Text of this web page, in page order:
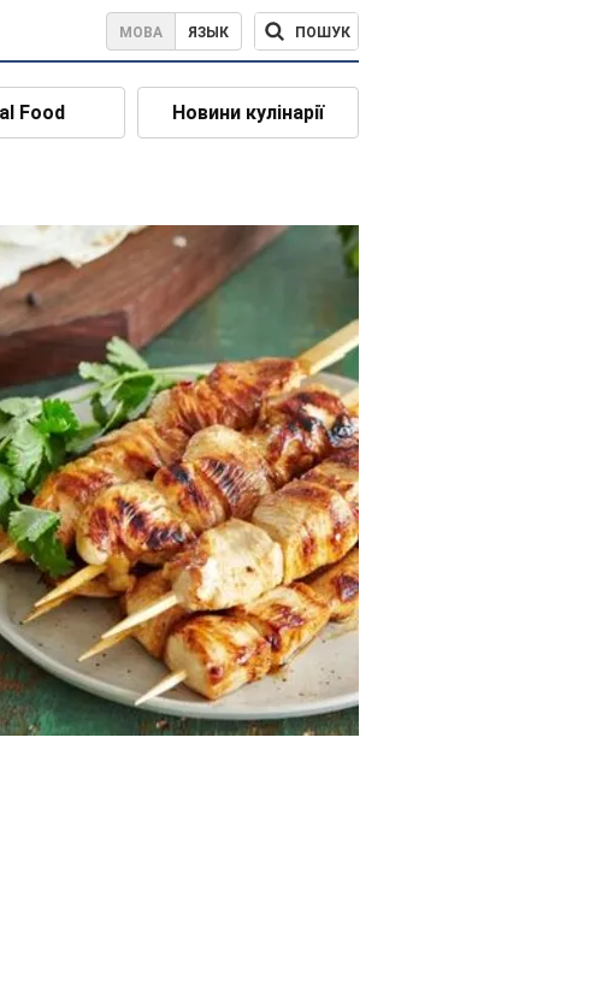
МОВА ЯЗЫК ПОШУК
Food Новини кулінарії